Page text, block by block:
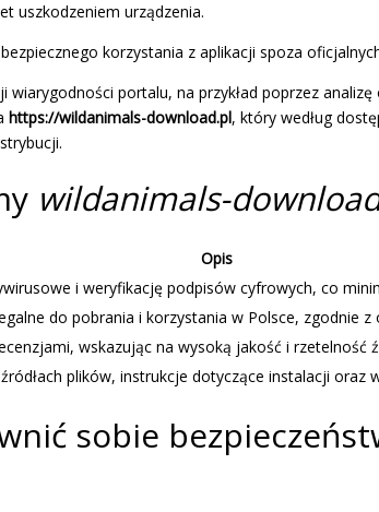
uszkodzeniem urządzenia.
korzystania z aplikacji spoza
portalu, na przykład poprzez
https://wildanimals-download.pl, który według
wildanimals-
Opis
i weryfikację podpisów cyfrowych, co
do pobrania i korzystania w Polsce, zgodnie
wskazując na wysoką jakość i rzetelność
plików, instrukcje dotyczące instalacji oraz
sobie